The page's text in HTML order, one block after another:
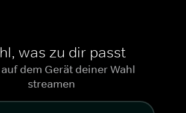
was zu dir passt
dem Gerät deiner Wahl
streamen